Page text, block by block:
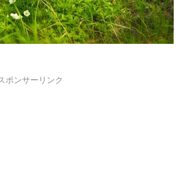
ポンサーリンク